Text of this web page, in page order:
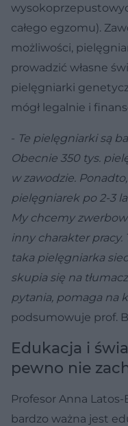
całego egzomu).
możliwości,
prowadzić własne
pielęgniarki
mógł legalnie i
- Te pielęgniarki są
Obecnie 350 tys.
w zawodzie.
pielęgniarek po 2-3
My chcemy
inny charakter pracy.
taka pielęgniarka
skupia się na
pytania, pomaga na
podsumowuje prof.
Edukacja i
pewno nie
Profesor Anna Latos-
bardzo ważna jest